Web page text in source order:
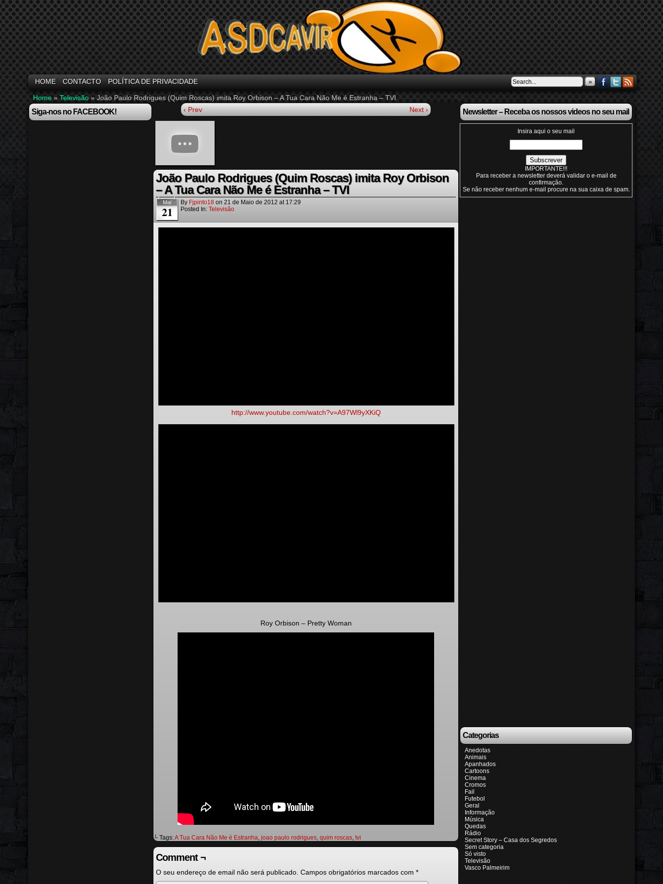
HOME CONTACTO POLÍTICA DE PRIVACIDADE »
Home » Televisão » João Paulo Rodrigues (Quim Roscas) imita Roy Orbison – A Tua Cara Não Me é Estranha – TVI
Siga-nos no FACEBOOK! ‹ Prev Next ›
João Paulo Rodrigues (Quim Roscas) imita Roy Orbison
– A Tua Cara Não Me é Estranha – TVI
Mai
21
By Fjpinto18 on 21 de Maio de 2012 at 17:29
Posted In: Televisão
http://www.youtube.com/watch?v=A97Wl9yXKiQ
Roy Orbison – Pretty Woman
└ Tags:A Tua Cara Não Me é Estranha, joao paulo rodrigues, quim roscas, tvi
Comment ¬
O seu endereço de email não será publicado. Campos obrigatórios marcados com *
Newsletter – Receba os nossos videos no seu mail
Insira aqui o seu mail
IMPORTANTE!!!
Para receber a newsletter deverá validar o e-mail de
confirmação.
Se não receber nenhum e-mail procure na sua caixa de spam.
Categorias
Anedotas
Animais
Apanhados
Cartoons
Cinema
Cromos
Fail
Futebol
Geral
Informação
Música
Quedas
Rádio
Secret Story – Casa dos Segredos
Sem categoria
Só visto
Televisão
Vasco Palmeirim